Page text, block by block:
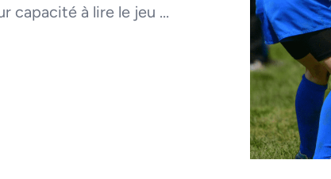
capacité à lire le jeu ...